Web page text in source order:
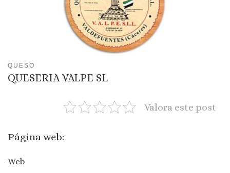
QUESO
QUESERIA VALPE SL
Valora este post
Página web:
Web